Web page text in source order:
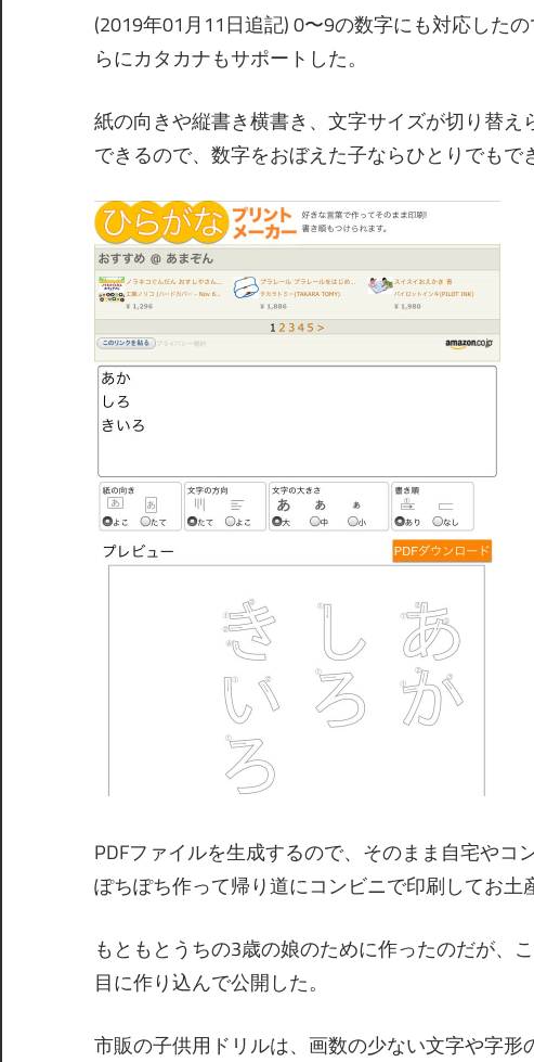
(2019年01月11日追記) 0〜9の数字にも対応した
らにカタカナもサポートした。
紙の向きや縦書き横書き、文字サイズが切り替
できるので、数字をおぼえた子ならひとりでもで
PDFファイルを生成するので、そのまま自宅や
ぽちぽち作って帰り道にコンビニで印刷してお土
もともとうちの3歳の娘のために作ったのだが、
目に作り込んで公開した。
市販の子供用ドリルは、画数の少ない文字や字